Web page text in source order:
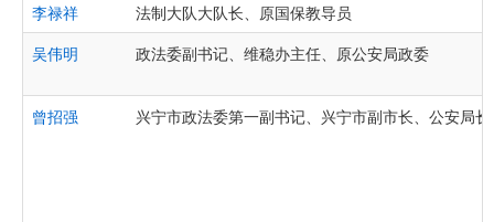
李禄祥
法制大队大队长、原国保教导员
吴伟明
政法委副书记、维稳办主任、原公安局政委
曾招强 兴宁市政法委第一副书记、兴宁市副市长、公安局长